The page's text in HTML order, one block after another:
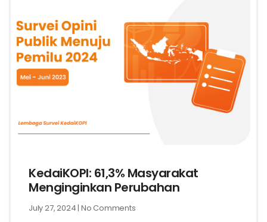
KedaiKOPI: 61,3% Masyarakat
Menginginkan Perubahan
July 27, 2024 No Comments